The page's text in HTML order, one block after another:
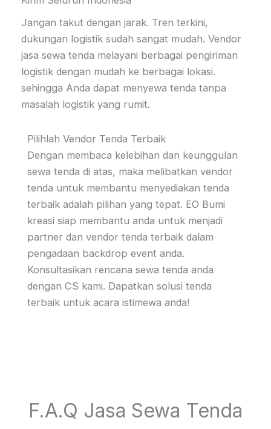
Jangan takut dengan jarak. Tren terkini,
dukungan logistik sudah sangat mudah. Vendor
jasa sewa tenda melayani berbagai pengiriman
logistik dengan mudah ke berbagai lokasi.
sehingga Anda dapat menyewa tenda tanpa
masalah logistik yang rumit.
Pilihlah Vendor Tenda Terbaik
Dengan membaca kelebihan dan keunggulan
sewa tenda di atas, maka melibatkan vendor
tenda untuk membantu menyediakan tenda
terbaik adalah pilihan yang tepat. EO Bumi
kreasi siap membantu anda untuk menjadi
partner dan vendor tenda terbaik dalam
pengadaan backdrop event anda.
Konsultasikan rencana sewa tenda anda
dengan CS kami. Dapatkan solusi tenda
terbaik untuk acara istimewa anda!
F.A.Q Jasa Sewa Tenda